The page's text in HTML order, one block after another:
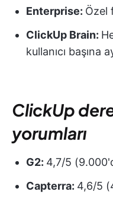
Enterprise: Özel
ClickUp Brain:
kullanıcı başına
ClickUp
yorumları
G2: 4,7/5
Capterra: 4,6/5